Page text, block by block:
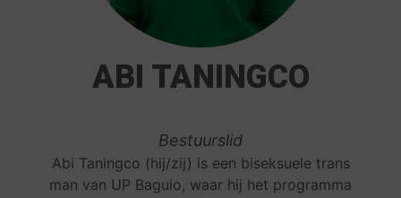
ABI TANINGCO
Bestuurslid
Abi Taningco (hij/zij) is een biseksuele trans
man van UP Baguio, waar hij het programma